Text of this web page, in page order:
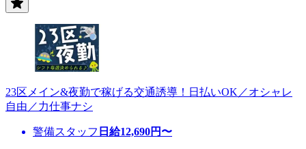
23区メイン&夜勤で稼げる交通誘導！日払いOK／オシャレ
自由／力仕事ナシ
警備スタッフ 日給12,690円〜